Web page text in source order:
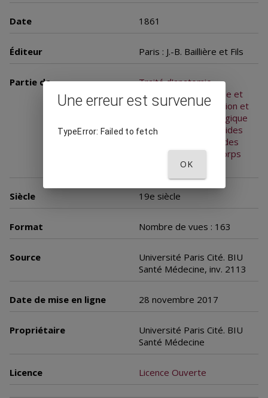
Date 1861
Éditeur Paris : J.-B. Baillière et Fils
Partie de
Traité d'anatomie
pathologique générale et
spéciale : ou description et
iconographie pathologique
des altérations morbides
tant liquides que solides
observées dans le corps
humain. 4 volumes
Siècle 19e siècle
Format Nombre de vues : 163
Source
Université Paris Cité. BIU
Santé Médecine, inv. 2113
Date de mise en ligne 28 novembre 2017
Propriétaire
Université Paris Cité. BIU
Santé Médecine
Licence Licence Ouverte
Une erreur est survenue
TypeError: Failed to fetch
OK